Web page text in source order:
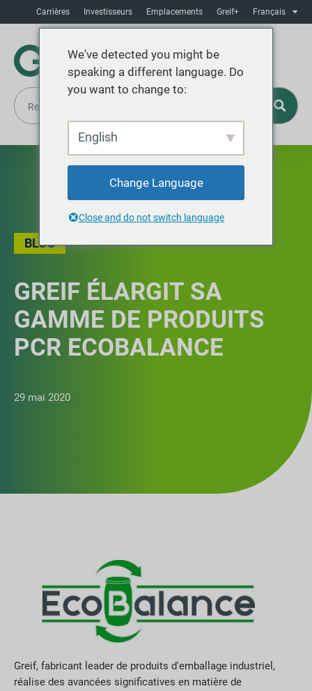
Carrières Investisseurs Emplacements Greif+ Français
BLOG
GREIF ÉLARGIT SA
GAMME DE PRODUITS
PCR ECOBALANCE
29 mai 2020
Greif, fabricant leader de produits d'emballage industriel,
réalise des avancées significatives en matière de
We've detected you might be
speaking a different language. Do
you want to change to:
English
Change Language
Close and do not switch language